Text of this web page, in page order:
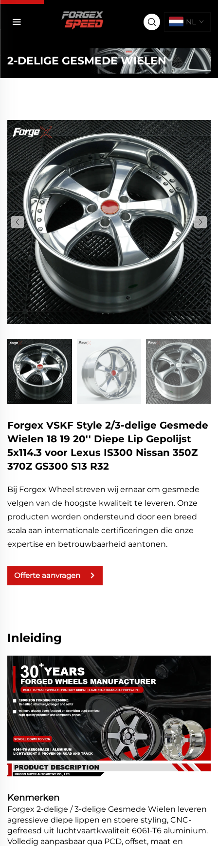
NL
2-DELIGE GESMEDE WIELEN
Forgex VSKF Style 2/3-delige Gesmede
Wielen 18 19 20'' Diepe Lip Gepolijst
5x114.3 voor Lexus IS300 Nissan 350Z
370Z GS300 S13 R32
Bij Forgex Wheel streven wij ernaar om gesmede
velgen van de hoogste kwaliteit te leveren. Onze
producten worden ondersteund door een breed
scala aan internationale certificeringen die onze
expertise en betrouwbaarheid aantonen.
Offerte aanvragen
Inleiding
Kenmerken
Forgex 2-delige / 3-delige Gesmede Wielen leveren
agressieve diepe lippen en stoere styling, CNC-
gefreesd uit luchtvaartkwaliteit 6061-T6 aluminium.
Volledig aanpasbaar qua PCD, offset, maat en